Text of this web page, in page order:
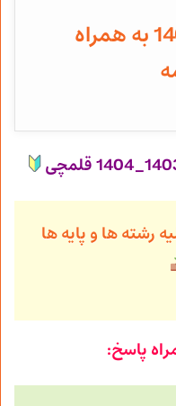
آزمون 6 تیر 1404 به همراه
رشته ها و پایه ها
پاسخ: